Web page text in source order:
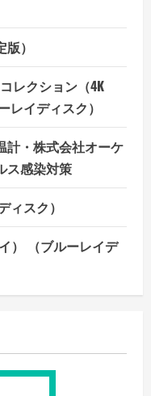
）
レクション（4K
レイディスク）
計・株式会社オーケ
ス感染対策
ィスク）
） （ブルーレイデ